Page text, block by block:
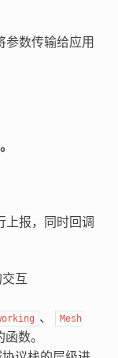
参数传输给应用
上报，同时回调
互
、
Mesh
数。